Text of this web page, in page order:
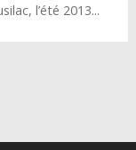
l’été 2013...